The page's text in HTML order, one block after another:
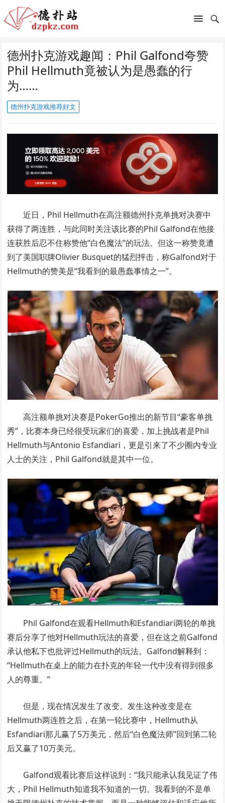
德州扑克游戏趣闻：Phil Galfond夸赞
Phil Hellmuth竟被认为是愚蠢的行
为……
德州扑克游戏推荐好文
近日，Phil Hellmuth在高注额德州扑克单挑对决赛中
获得了两连胜，与此同时关注该比赛的Phil Galfond在他接
连获胜后忍不住称赞他“白色魔法”的玩法。但这一称赞竟遭
到了美国职牌Olivier Busquet的猛烈抨击，称Galfond对于
Hellmuth的赞美是“我看到的最愚蠢事情之一”。
高注额单挑对决赛是PokerGo推出的新节目“豪客单挑
秀”，比赛本身已经很受玩家们的喜爱，加上挑战者是Phil
Hellmuth与Antonio Esfandiari，更是引来了不少圈内专业
人士的关注，Phil Galfond就是其中一位。
Phil Galfond在观看Hellmuth和Esfandiari两轮的单挑
赛后分享了他对Hellmuth玩法的喜爱，但在这之前Galfond
承认他私下也批评过Hellmuth的玩法。Galfond解释到：
“Hellmuth在桌上的能力在扑克的年轻一代中没有得到很多
人的尊重。”
但是，现在情况发生了改变。发生这种改变是在
Hellmuth两连胜之后，在第一轮比赛中，Hellmuth从
Esfandiari那儿赢了5万美元，然后“白色魔法师”回到第二轮
后又赢了10万美元。
Galfond观看比赛后这样说到：“我只能承认我见证了伟
大，Phil Hellmuth知道我不知道的一切。我看到的不是单